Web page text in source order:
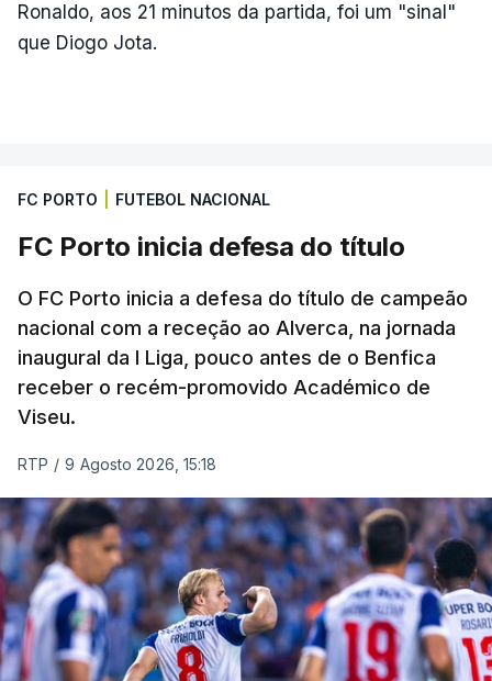
Ronaldo, aos 21 minutos da partida, foi um "sinal"
que Diogo Jota.
FC PORTO FUTEBOL NACIONAL
FC Porto inicia defesa do título
O FC Porto inicia a defesa do título de campeão
nacional com a receção ao Alverca, na jornada
inaugural da I Liga, pouco antes de o Benfica
receber o recém-promovido Académico de
Viseu.
RTP / 9 Agosto 2026, 15:18